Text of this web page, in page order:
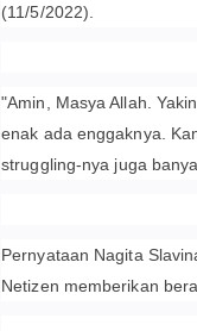
(11/5/2022).
"Amin, Masya Allah.
enak ada enggaknya.
struggling-nya juga
Pernyataan Nagita
Netizen memberikan